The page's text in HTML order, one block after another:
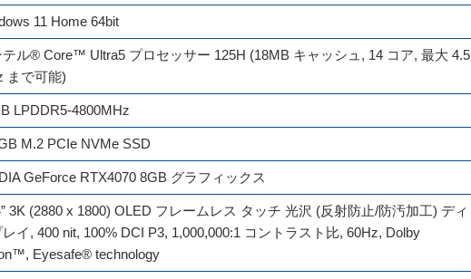
11 Home 64bit
テル® Core™ Ultra5 プロセッサー 125H (18MB キャッシュ, 14 コア, 最大 4.5
まで可能)
LPDDR5-4800MHz
M.2 PCIe NVMe SSD
GeForce RTX4070 8GB グラフィックス
3K (2880 x 1800) OLED フレームレス タッチ 光沢 (反射防止/防汚加工) ディ
レイ, 400 nit, 100% DCI P3, 1,000,000:1 コントラスト比, 60Hz, Dolby
Eyesafe® technology